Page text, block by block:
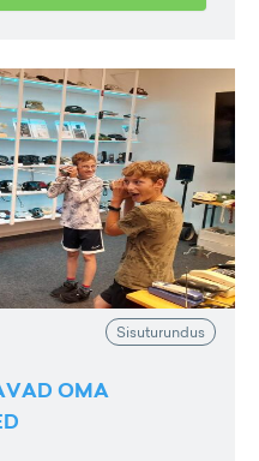
Sisuturundus
OMA